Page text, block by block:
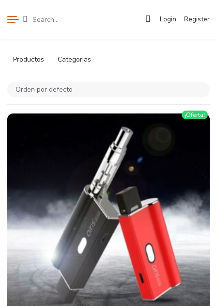
Login Register
Productos Categorias
¡Oferta!